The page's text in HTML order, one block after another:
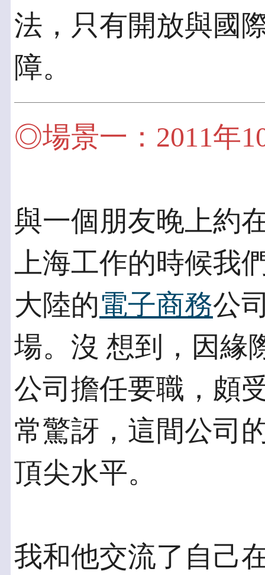
法，只有開放與國
障。
◎場景一：2011年
與一個朋友晚上約
上海工作的時候我
大陸的電子商務公
場。沒 想到，因緣
公司擔任要職，頗
常驚訝，這間公司
頂尖水平。
我和他交流了自己